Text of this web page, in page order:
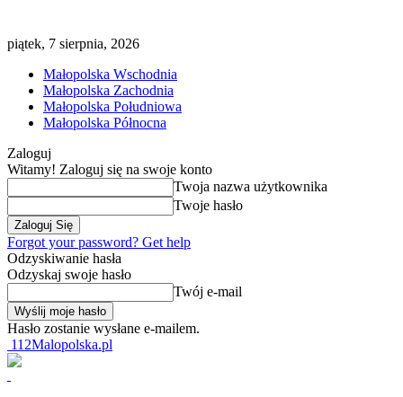
piątek, 7 sierpnia, 2026
Małopolska Wschodnia
Małopolska Zachodnia
Małopolska Południowa
Małopolska Północna
Zaloguj
Witamy! Zaloguj się na swoje konto
Twoja nazwa użytkownika
Twoje hasło
Forgot your password? Get help
Odzyskiwanie hasła
Odzyskaj swoje hasło
Twój e-mail
Hasło zostanie wysłane e-mailem.
112Malopolska.pl